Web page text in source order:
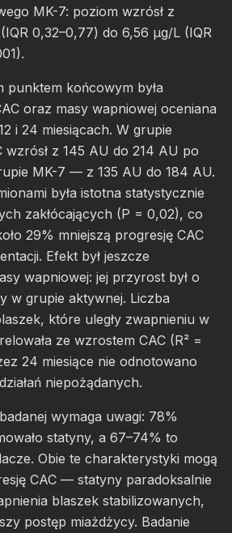
MK-7: poziom wzrósł z
0,32–0,77) do 6,56 µg/L (IQR
punktem końcowym była
oraz masy wapniowej oceniana
i 24 miesiącach. W grupie
wzrósł z 145 AU do 214 AU po
MK-7 — z 135 AU do 184 AU.
była istotna statystycznie
zakłócających (P = 0,02), co
29% mniejszą progresję CAC
Efekt był jeszcze
wapniowej: jej przyrost był o
w grupie aktywnej. Liczba
które uległy zwapnieniu w
ze wzrostem CAC (R² =
24 miesiące nie odnotowano
niepożądanych.
wymaga uwagi: 78%
statyny, a 67–74% to
Obie te charakterystyki mogą
CAC — statyny paradoksalnie
blaszek stabilizowanych,
postęp miażdżycy. Badanie